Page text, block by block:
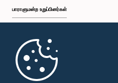
பாராளுமன்ற உறுப்பினர்கள்
முதற்பக்கம்
பாராளுமன்ற கையடக்க செயலி